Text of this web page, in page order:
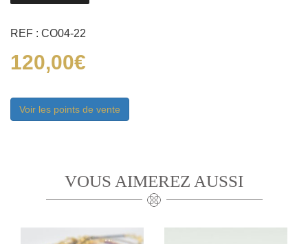
de
TROIS
FILS
FINS
REF : CO04-22
120,00€
Voir les points de vente
VOUS AIMEREZ AUSSI